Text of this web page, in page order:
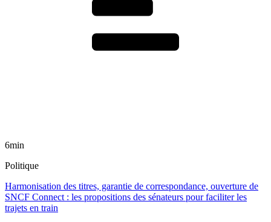
6min
Politique
Harmonisation des titres, garantie de correspondance, ouverture de
SNCF Connect : les propositions des sénateurs pour faciliter les
trajets en train